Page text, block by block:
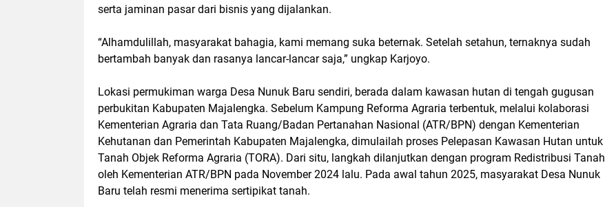
serta jaminan pasar dari bisnis yang dijalankan.
“Alhamdulillah, masyarakat bahagia, kami memang suka beternak. Setelah setahun, ternaknya sudah
bertambah banyak dan rasanya lancar-lancar saja,” ungkap Karjoyo.
Lokasi permukiman warga Desa Nunuk Baru sendiri, berada dalam kawasan hutan di tengah gugusan
perbukitan Kabupaten Majalengka. Sebelum Kampung Reforma Agraria terbentuk, melalui kolaborasi
Kementerian Agraria dan Tata Ruang/Badan Pertanahan Nasional (ATR/BPN) dengan Kementerian
Kehutanan dan Pemerintah Kabupaten Majalengka, dimulailah proses Pelepasan Kawasan Hutan untuk
Tanah Objek Reforma Agraria (TORA). Dari situ, langkah dilanjutkan dengan program Redistribusi Tanah
oleh Kementerian ATR/BPN pada November 2024 lalu. Pada awal tahun 2025, masyarakat Desa Nunuk
Baru telah resmi menerima sertipikat tanah.